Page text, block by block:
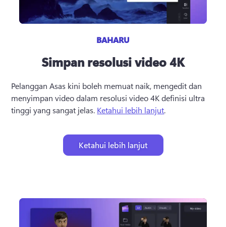
BAHARU
Simpan resolusi video 4K
Pelanggan Asas kini boleh memuat naik, mengedit dan
menyimpan video dalam resolusi video 4K definisi ultra
tinggi yang sangat jelas. Ketahui lebih lanjut.
Ketahui lebih lanjut